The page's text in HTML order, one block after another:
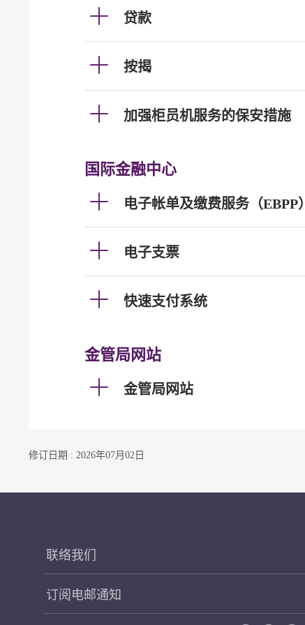
贷款
按揭
加强柜员机服务的保安措施
国际金融中心
电子帐单及缴费服务（EBPP）
电子支票
快速支付系统
金管局网站
金管局网站
修订日期 : 2026年07月02日
联络我们
订阅电邮通知